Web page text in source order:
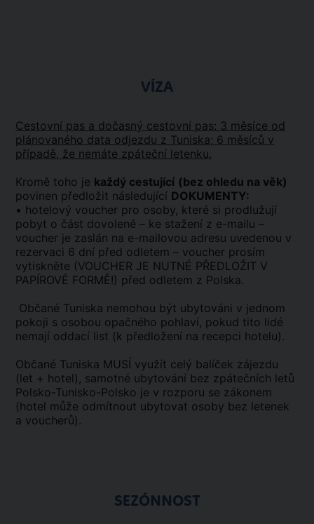
VÍZA
Cestovní pas a dočasný cestovní pas: 3 měsíce od
plánovaného data odjezdu z Tuniska; 6 měsíců v
případě, že nemáte zpáteční letenku.
Kromě toho je každý cestující (bez ohledu na věk)
povinen předložit následující DOKUMENTY:
• hotelový voucher pro osoby, které si prodlužují
pobyt o část dovolené – ke stažení z e-mailu –
voucher je zaslán na e-mailovou adresu uvedenou v
rezervaci 6 dní před odletem – voucher prosím
vytiskněte (VOUCHER JE NUTNÉ PŘEDLOŽIT V
PAPÍROVÉ FORMĚ!) před odletem z Polska.
Občané Tuniska nemohou být ubytováni v jednom
pokoji s osobou opačného pohlaví, pokud tito lidé
nemají oddací list (k předložení na recepci hotelu).
Občané Tuniska MUSÍ využít celý balíček zájezdu
(let + hotel), samotné ubytování bez zpátečních letů
Polsko-Tunisko-Polsko je v rozporu se zákonem
(hotel může odmítnout ubytovat osoby bez letenek
a voucherů).
SEZÓNNOST